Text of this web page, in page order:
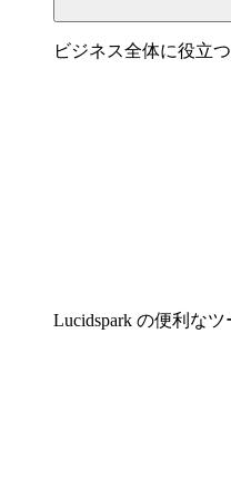
ビジネス全体に役立
Lucidspark の便利なツ